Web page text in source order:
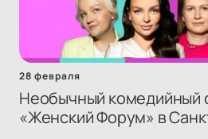
28 февраля
Необычный комедийный
«Женский Форум» в